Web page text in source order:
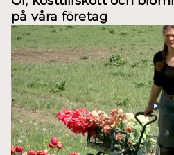
på våra företag